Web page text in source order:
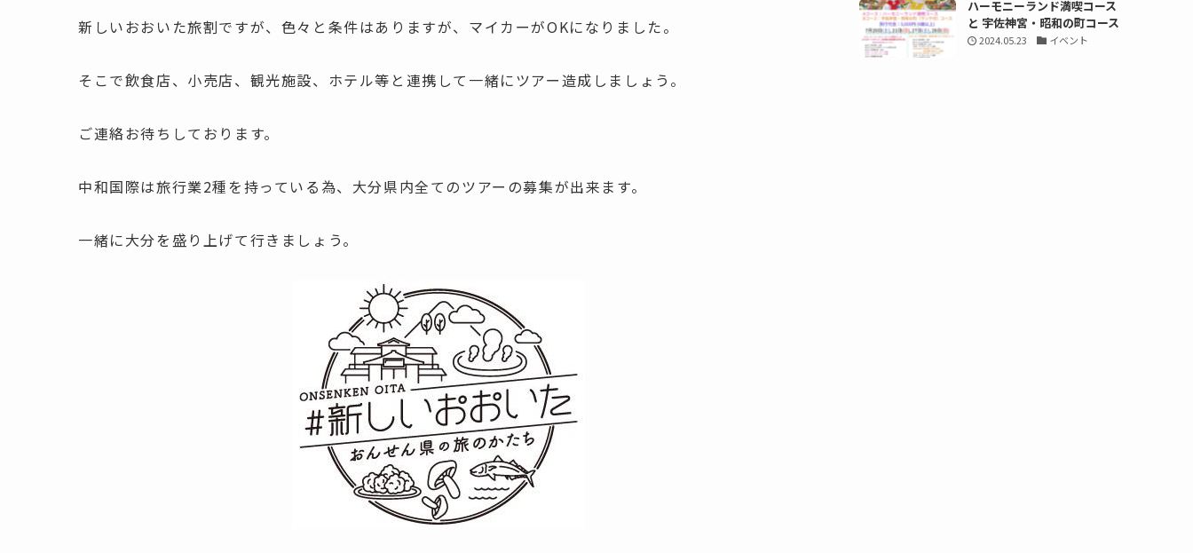
新しいおおいた旅割ですが、色々と条件はありますが、マイカーがOKになりました。
そこで飲食店、小売店、観光施設、ホテル等と連携して一緒にツアー造成しましょう。
ご連絡お待ちしております。
中和国際は旅行業2種を持っている為、大分県内全てのツアーの募集が出来ます。
一緒に大分を盛り上げて行きましょう。
ハーモニーランド満喫コース
と 宇佐神宮・昭和の町コース
2024.05.23 イベント